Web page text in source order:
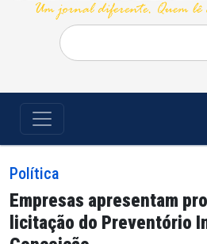
Pesquisar
por:
Política
Empresas apresentam
licitação do Preventório